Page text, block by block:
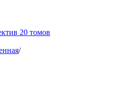
20 томов
/